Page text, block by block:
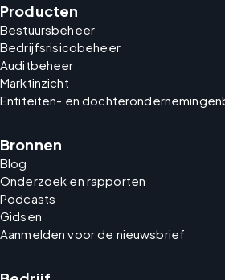
Producten
Bestuursbeheer
Bedrijfsrisicobeheer
Auditbeheer
Marktinzicht
Entiteiten- en
Bronnen
Blog
Onderzoek en rapporten
Podcasts
Gidsen
Aanmelden voor de nieuwsbrief